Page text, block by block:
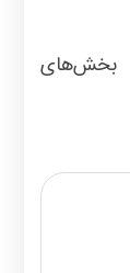
بخش‌های